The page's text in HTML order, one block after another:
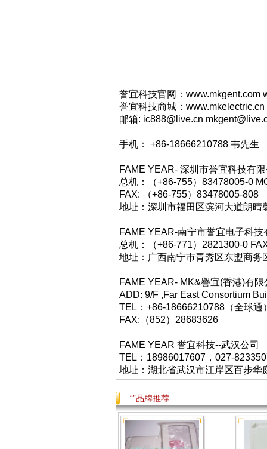
誉宜科技官网：www.mkgent.com
誉宜科技商城：
邮箱: ic888@live.cn
手机： +86-18666210788 韦先生
FAME YEAR- 深圳市誉宜科技有
总机：（+86-755）83478005-0
FAX: （+86-755）83478005-808
地址：深圳市福田区滨河大道朗晴
FAME YEAR-南宁市誉宜电子科
总机：（+86-771）2821300-0
地址：广西南宁市青秀区东盟商
FAME YEAR- MK&譽宜(香港)有
ADD: 9/F ,Far East Consortium
TEL：+86-18666210788（全球
FAX:（852）28683626
FAME YEAR 誉宜科技--武汉公司
TEL：18986017607，027-
地址：湖北省武汉市江岸区百步华
“”品牌推荐